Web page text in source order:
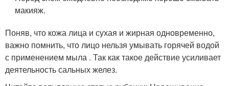
макияж.
Поняв, что кожа лица и сухая и жирная одновременно,
важно помнить, что лицо нельзя умывать горячей водой
с применением мыла . Так как такое действие усиливает
деятельность сальных желез.